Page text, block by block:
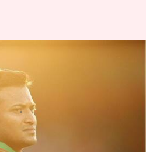
ट्रेनिंग पर
कर रहे हैं शाकिब
11:33 am